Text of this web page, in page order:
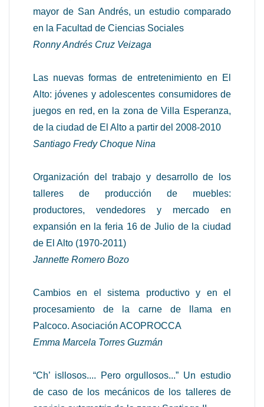
mayor de San Andrés, un estudio comparado
en la Facultad de Ciencias Sociales
Ronny Andrés Cruz Veizaga
Las nuevas formas de entretenimiento en El
Alto: jóvenes y adolescentes consumidores de
juegos en red, en la zona de Villa Esperanza,
de la ciudad de El Alto a partir del 2008-2010
Santiago Fredy Choque Nina
Organización del trabajo y desarrollo de los
talleres de producción de muebles:
productores, vendedores y mercado en
expansión en la feria 16 de Julio de la ciudad
de El Alto (1970-2011)
Jannette Romero Bozo
Cambios en el sistema productivo y en el
procesamiento de la carne de llama en
Palcoco. Asociación ACOPROCCA
Emma Marcela Torres Guzmán
“Ch’ isllosos.... Pero orgullosos...” Un estudio
de caso de los mecánicos de los talleres de